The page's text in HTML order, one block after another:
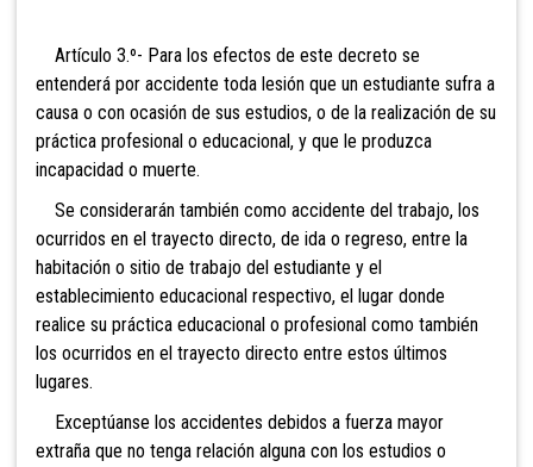
Artículo 3.º- Para los efectos de este decreto se
entenderá por accidente toda lesión que un estudiante sufra a
causa o con ocasión de sus estudios, o de la realización de su
práctica profesional o educacional, y que le produzca
incapacidad o muerte.
Se considerarán también como accidente del trabajo, los
ocurridos en el trayecto directo, de ida o regreso, entre la
habitación o sitio de trabajo del estudiante y el
establecimiento educacional respectivo, el lugar donde
realice su práctica educacional o profesional como también
los ocurridos en el trayecto directo entre estos últimos
lugares.
Exceptúanse los accidentes debidos a fuerza mayor
extraña que no tenga relación alguna con los estudios o